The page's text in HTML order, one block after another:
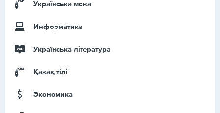
Українська мова
Информатика
Українська література
Қазақ тiлi
Экономика